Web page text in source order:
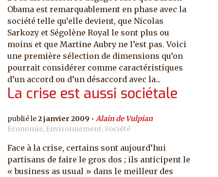
Obama est remarquablement en phase avec la
société telle qu’elle devient, que Nicolas
Sarkozy et Ségolène Royal le sont plus ou
moins et que Martine Aubry ne l’est pas. Voici
une première sélection de dimensions qu’on
pourrait considérer comme caractéristiques
d’un accord ou d’un désaccord avec la...
La crise est aussi sociétale
2 janvier 2009
Alain de Vulpian
Economie, Environnement, Société
Face à la crise, certains sont aujourd’hui
partisans de faire le gros dos ; ils anticipent le
« business as usual » dans le meilleur des